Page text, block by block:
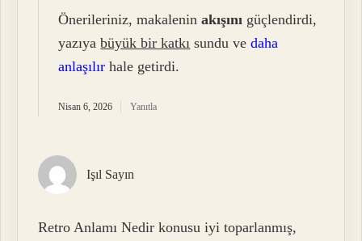
Önerileriniz, makaleninakışını güçlendirdi,
yazıyabüyük bir katkı sundu vedaha
anlaşılır hale getirdi.
Nisan 6, 2026 Yanıtla
Işıl Sayın
Retro Anlamı Nedir konusu iyi toparlanmış,